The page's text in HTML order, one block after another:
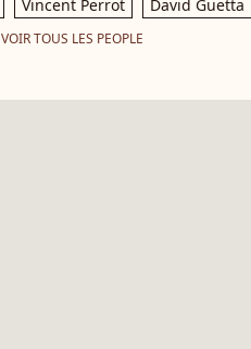
Vincent Perrot David Guetta
VOIR TOUS LES PEOPLE